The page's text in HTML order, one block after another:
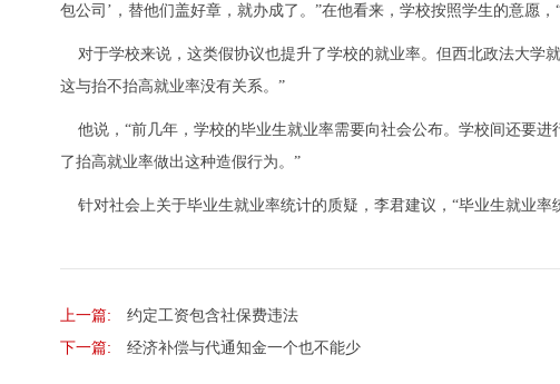
包公司’，替他们盖好章，就办成了。”在他看来，学校按照学生的意愿，
对于学校来说，这类假协议也提升了学校的就业率。但西北政法大学
这与抬不抬高就业率没有关系。”
他说，“前几年，学校的毕业生就业率需要向社会公布。学校间还要
了抬高就业率做出这种造假行为。”
针对社会上关于毕业生就业率统计的质疑，李君建议，“毕业生就业
上一篇:
约定工资包含社保费违法
下一篇:
经济补偿与代通知金一个也不能少